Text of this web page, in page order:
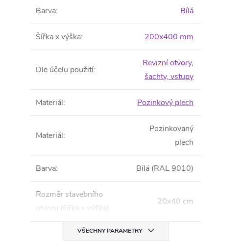
Barva: Bílá
Šířka x výška: 200x400 mm
Dle účelu použití:
Revizní otvory,
šachty, vstupy
Materiál: Pozinkový plech
Materiál:
Pozinkovaný
plech
Barva: Bílá (RAL 9010)
Rozměr stavebního
otvoru (šířka x výška):
20x40 cm
VŠECHNY PARAMETRY